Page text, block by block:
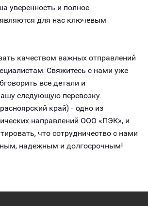
уверенность и полное
для нас ключевым
качеством важных отправлений
Свяжитесь с нами уже
все детали и
следующую перевозку.
край) - одно из
направлений ООО «ПЭК», и
что сотрудничество с нами
надежным и долгосрочным!